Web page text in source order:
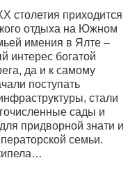
столетия приходится
отдыха на Южном
имения в Ялте –
интерес богатой
да и к самому
поступать
стали
сады и
придворной знати и
семьи.